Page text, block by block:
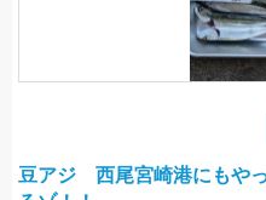
豆アジ 西尾宮崎港にもや